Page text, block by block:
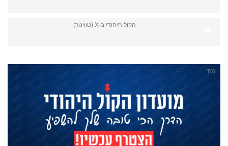
הקול היהודי ב-X (טוויטר)